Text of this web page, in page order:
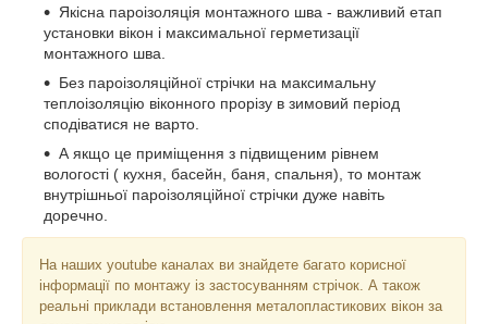
Якісна пароізоляція монтажного шва - важливий етап
установки вікон і максимальної герметизації
монтажного шва.
Без пароізоляційної стрічки на максимальну
теплоізоляцію віконного прорізу в зимовий період
сподіватися не варто.
А якщо це приміщення з підвищеним рівнем
вологості ( кухня, басейн, баня, спальня), то монтаж
внутрішньої пароізоляційної стрічки дуже навіть
доречно.
На наших youtube каналах ви знайдете багато корисної
інформації по монтажу із застосуванням стрічок. А також
реальні приклади встановлення металопластикових вікон за